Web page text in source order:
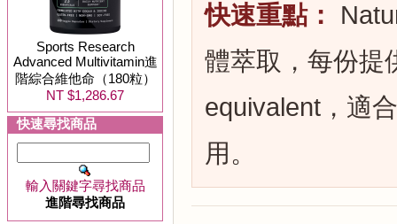
Sports Research
Advanced Multivitamin進
階綜合維他命（180粒）
NT $1,286.67
快速尋找商品
輸入關鍵字尋找商品
進階尋找商品
快速重點：
體萃取，每份提
equivalent，適
用。